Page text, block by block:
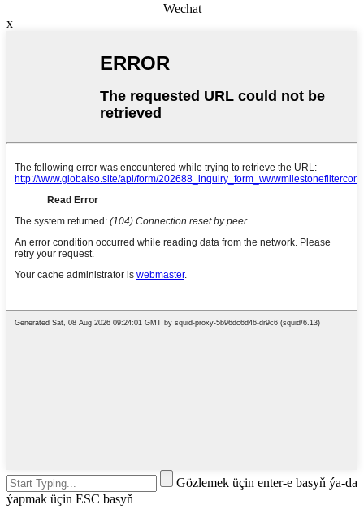
Wechat
x
Gözlemek üçin enter-e basyň ýa-da
ýapmak üçin ESC basyň